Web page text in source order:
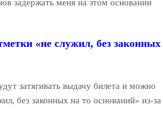
задержать меня на этом основании
«не служил, без законных
затягивать выдачу билета и можно
без законных на то оснований» из-за